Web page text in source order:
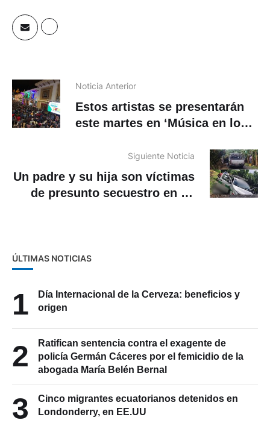
Noticia Anterior
Estos artistas se presentarán
este martes en ‘Música en los
promovido por Jardín Azuayo
Siguiente Noticia
Un padre y su hija son víctimas
de presunto secuestro en La
ÚLTIMAS NOTICIAS
1
Día Internacional de la Cerveza: beneficios y
origen
2
Ratifican sentencia contra el exagente de
policía Germán Cáceres por el femicidio de la
abogada María Belén Bernal
3
Cinco migrantes ecuatorianos detenidos en
Londonderry, en EE.UU